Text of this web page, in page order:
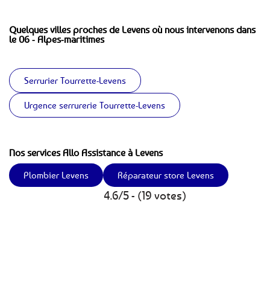
Quelques villes proches de Levens où nous intervenons dans
le 06 - Alpes-maritimes
Serrurier Tourrette-Levens
Urgence serrurerie Tourrette-Levens
Nos services Allo Assistance à Levens
Plombier Levens Réparateur store Levens
4.6/5 - (19 votes)